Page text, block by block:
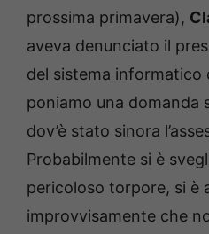
prossima primavera),
aveva denunciato il
del sistema informatico
poniamo una domanda
dov’è stato sinora
Probabilmente si è
pericoloso torpore, si è
improvvisamente che